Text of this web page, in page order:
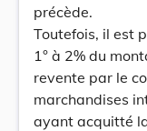
précède.
Toutefois, il est
1° à 2% du
revente par le
marchandises
ayant acquitté